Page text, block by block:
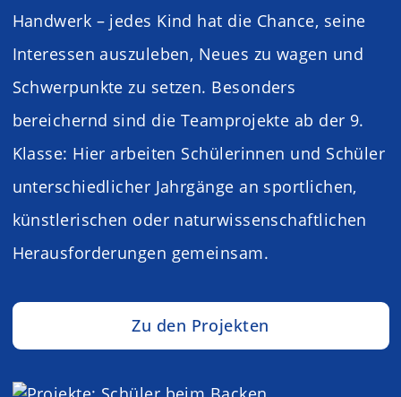
Handwerk – jedes Kind hat die Chance, seine
Interessen auszuleben, Neues zu wagen und
Schwerpunkte zu setzen. Besonders
bereichernd sind die Teamprojekte ab der 9.
Klasse: Hier arbeiten Schülerinnen und Schüler
unterschiedlicher Jahrgänge an sportlichen,
künstlerischen oder naturwissenschaftlichen
Herausforderungen gemeinsam.
Zu den Projekten